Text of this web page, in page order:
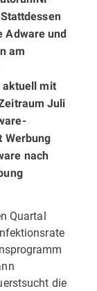
Adware und
am
aktuell mit
Juli
Werbung
nach
Quartal
die